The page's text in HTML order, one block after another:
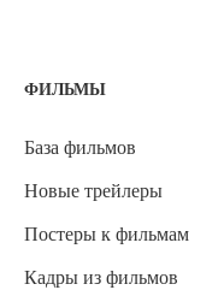
ФИЛЬМЫ
База фильмов
Новые трейлеры
Постеры к фильмам
Кадры из фильмов